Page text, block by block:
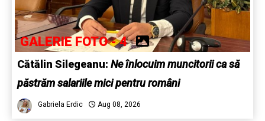
GALERIE FOTO - 4
Cătălin Silegeanu: Ne înlocuim muncitorii ca să
păstrăm salariile mici pentru români
Gabriela Erdic Aug 08, 2026